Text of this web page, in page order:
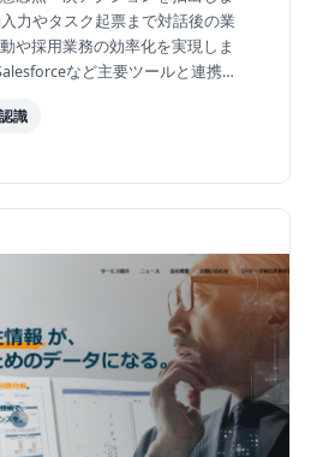
力やタスク起票まで対話後の業
や採用業務の効率化を実現しま
など主要ツールと連携
識